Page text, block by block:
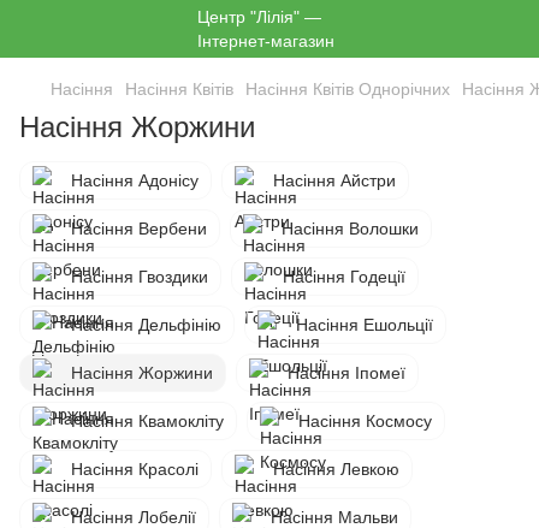
Насіння Насіння Квітів Насіння Квітів Однорічних Насіння
Насіння Жоржини
Насіння Адонісу Насіння Айстри
Насіння Вербени Насіння Волошки
Насіння Гвоздики Насіння Годеції
Насіння Дельфінію Насіння Ешольції
Насіння Жоржини Насіння Іпомеї
Насіння Квамокліту Насіння Космосу
Насіння Красолі Насіння Левкою
Насіння Лобелії Насіння Мальви